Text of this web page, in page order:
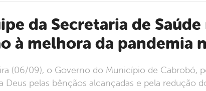
à melhora da pandemia
(06/09), o Governo do Município de Cabrobó,
Deus pelas bênçãos alcançadas e pela redução